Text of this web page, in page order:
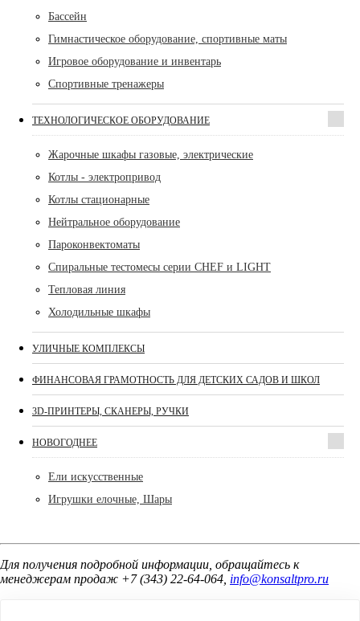
Бассейн
Гимнастическое оборудование, спортивные маты
Игровое оборудование и инвентарь
Спортивные тренажеры
ТЕХНОЛОГИЧЕСКОЕ ОБОРУДОВАНИЕ
Жарочные шкафы газовые, электрические
Котлы - электропривод
Котлы стационарные
Нейтральное оборудование
Пароконвектоматы
Спиральные тестомесы серии CHEF и LIGHT
Тепловая линия
Холодильные шкафы
УЛИЧНЫЕ КОМПЛЕКСЫ
ФИНАНСОВАЯ ГРАМОТНОСТЬ ДЛЯ ДЕТСКИХ САДОВ И ШКОЛ
3D-ПРИНТЕРЫ, СКАНЕРЫ, РУЧКИ
НОВОГОДНЕЕ
Ели искусственные
Игрушки елочные, Шары
Для получения подробной информации, обращайтесь к
менеджерам продаж +7 (343) 22-64-064, info@konsaltpro.ru